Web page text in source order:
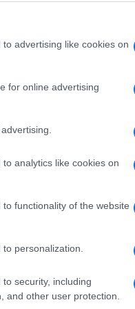
advertising like cookies on
for online advertising
analytics like cookies on
functionality of the website
personalization.
security, including
and other user protection.
drugačije –
Tokom više
koristeći više